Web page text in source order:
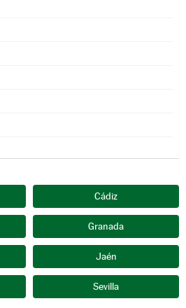
Cádiz
Granada
Jaén
Sevilla